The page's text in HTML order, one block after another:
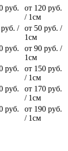
руб.
от 120 руб.
/ 1см
/
от 50 руб. /
1см
руб.
от 90 руб. /
1см
руб.
от 150 руб.
/ 1см
руб.
от 170 руб.
/ 1см
руб.
от 190 руб.
/ 1см